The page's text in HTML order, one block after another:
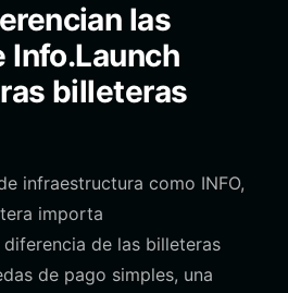
las
Info.Launch
billeteras
infraestructura como INFO,
importa
de las billeteras
de pago simples, una